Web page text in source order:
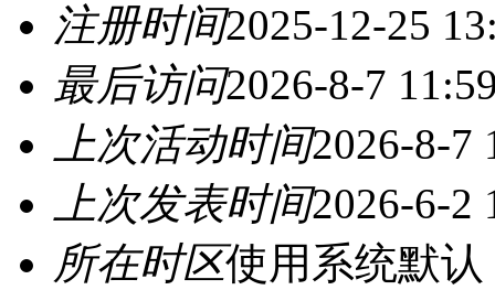
注册时间2025-12-25
最后访问2026-8-7
上次活动时间2026-8-7
上次发表时间2026-6-2
所在时区使用系统默认